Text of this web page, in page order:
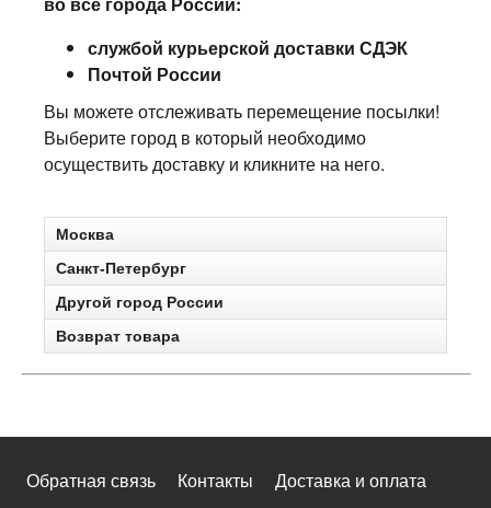
службой курьерской доставки СДЭК
Почтой России
Вы можете отслеживать перемещение посылки!
Выберите город в который необходимо
осуществить доставку и кликните на него.
Москва
Санкт-Петербург
Другой город России
Возврат товара
Обратная связь Контакты
Доставка и оплата